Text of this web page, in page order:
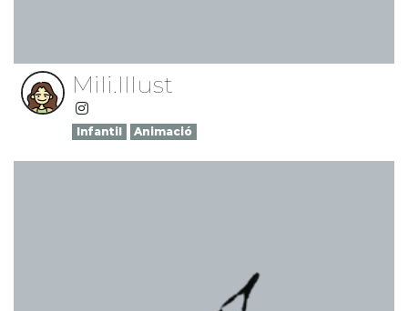
Mili.Illust
Infantil Animació